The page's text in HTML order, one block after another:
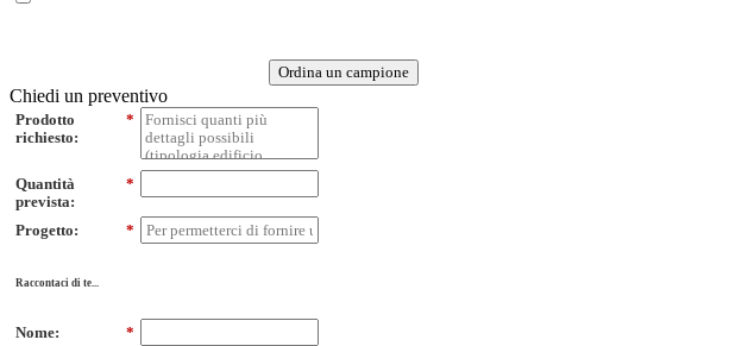
Ordina un campione
Chiedi un preventivo
*
Prodotto
richiesto:
*
Quantità
prevista:
*
Progetto:
Raccontaci di te...
*
Nome: